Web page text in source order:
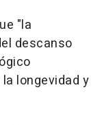
"la
descanso
longevidad y